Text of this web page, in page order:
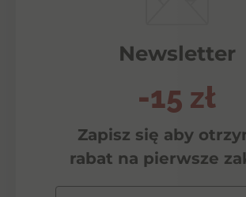
Newsletter
-15 zł
Zapisz się aby
rabat na pierwsze